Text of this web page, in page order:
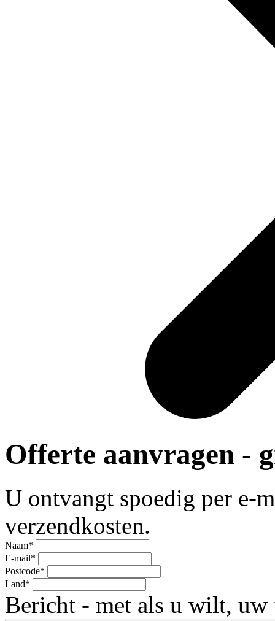
Offerte aanvragen -
U ontvangt spoedig per e-
verzendkosten.
Naam*
E-mail*
Postcode*
Land*
Bericht - met als u wilt, uw